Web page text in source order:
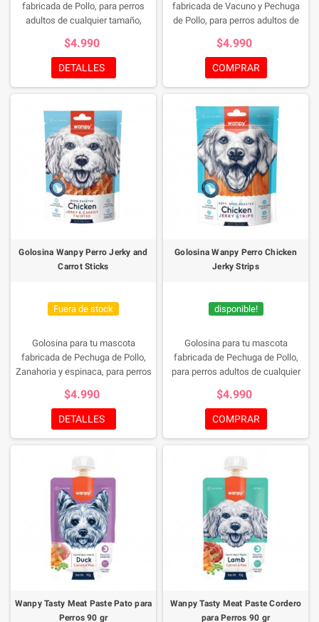
fabricada de Pollo, para perros
adultos de cualquier tamaño,
proteinas, baja en grasa,
contribuye a huesos mas fuertes,
calidad premium. contenido neto
100grs
$4.990
DETALLES
fabricada de Vacuno y Pechuga
de Pollo, para perros adultos de
cantidad de proteinas, baja en
grasa, contribuye a huesos mas
fuertes, calidad premium.
contenido neto 100grs
$4.990
COMPRAR
Golosina Wanpy Perro Jerky and
Carrot Sticks
Fuera de stock
Golosina para tu mascota
fabricada de Pechuga de Pollo,
Zanahoria y espinaca, para perros
contienen alta cantidad de
proteinas, baja en grasa,
contribuye a huesos mas fuertes,
calidad premium. contenido neto
100grs
$4.990
DETALLES
Golosina Wanpy Perro Chicken
Jerky Strips
disponible!
Golosina para tu mascota
fabricada de Pechuga de Pollo,
para perros adultos de cualquier
de proteinas, baja en grasa,
contribuye a huesos mas fuertes,
calidad premium.contenido neto
100grs
$4.990
COMPRAR
Wanpy Tasty Meat Paste Pato para
Perros 90 gr
Wanpy Tasty Meat Paste Cordero
para Perros 90 gr